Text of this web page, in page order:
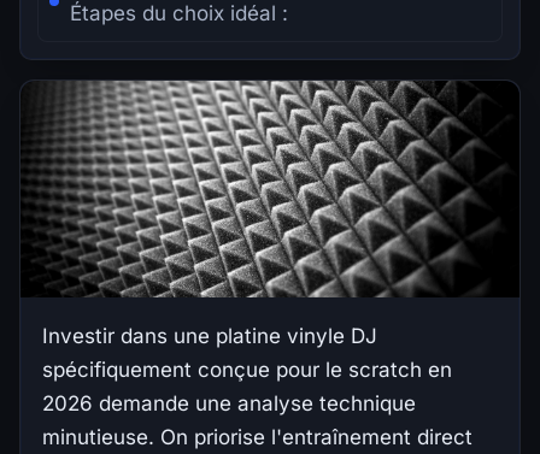
Étapes du choix idéal :
Investir dans une platine vinyle DJ
spécifiquement conçue pour le scratch en
2026 demande une analyse technique
minutieuse. On priorise l'entraînement direct